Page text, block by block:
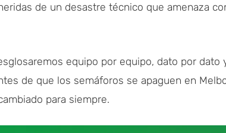
de un desastre técnico que amenaza
equipo por equipo, dato por dato
de que los semáforos se apaguen en
para siempre.